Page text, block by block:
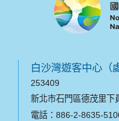
白沙灣遊客中心（
253409
新北市石門區德茂里下
電話：886-2-8635-